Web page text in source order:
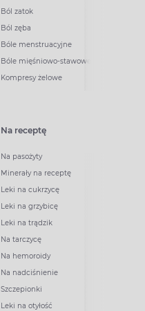
Ból zatok
Ból zęba
Bóle menstruacyjne
Bóle mięśniowo-stawowe
Kompresy żelowe
Na receptę
Na pasożyty
Minerały na receptę
Leki na cukrzycę
Leki na grzybicę
Leki na trądzik
Na tarczycę
Na hemoroidy
Na nadciśnienie
Szczepionki
Leki na otyłość